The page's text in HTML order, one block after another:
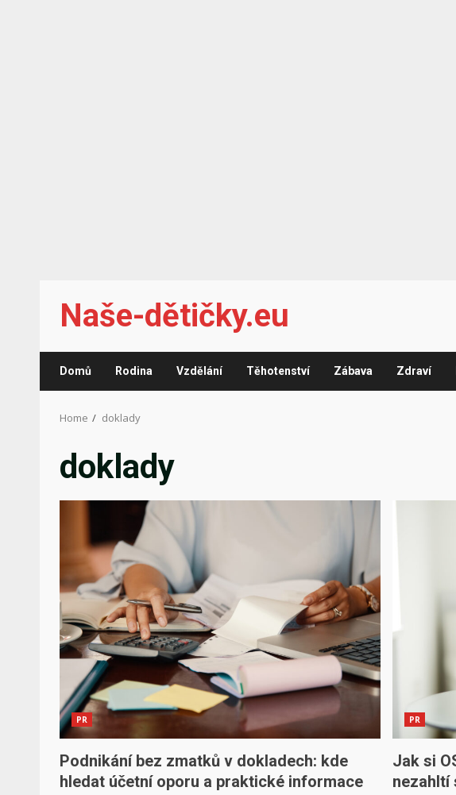
content
Naše-dětičky.eu
Domů Rodina Vzdělání Těhotenství Zábava Zdraví
Home doklady
doklady
PR
Podnikání bez zmatků v dokladech: kde
hledat účetní oporu a praktické informace
PR
Jak si
nezahltí